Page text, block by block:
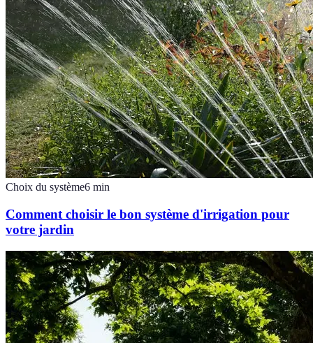
Choix du système6 min
Comment choisir le bon système d'irrigation pour
votre jardin